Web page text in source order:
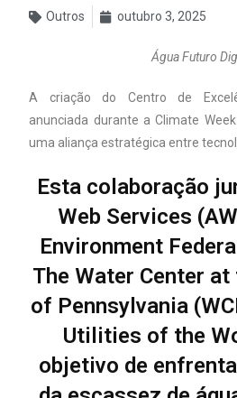
Outros outubro 3, 2025
Água Futuro
A criação do Centro de
anunciada durante a Climate
uma aliança estratégica entre
Esta colaboração
Web Services
Environment
The Water Center
of Pennsylvania
Utilities of the
objetivo de